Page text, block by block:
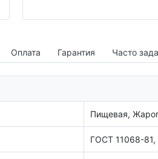
Оплата Гарантия Часто
Пищевая,
ГОСТ 11068-